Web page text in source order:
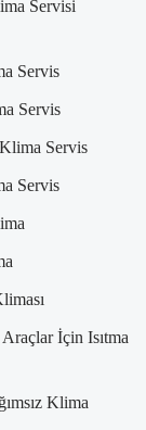
Servisi
Servis
Servis
Servis
Servis
İçin Isıtma
Klima